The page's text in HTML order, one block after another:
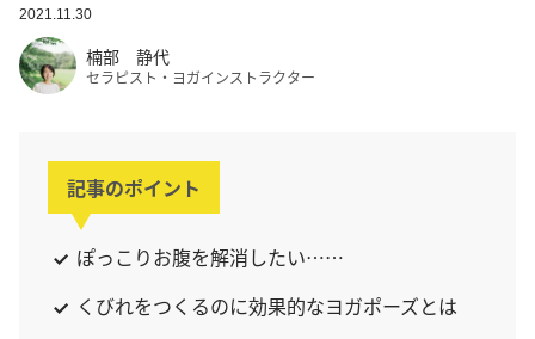
2021.11.30
楠部 静代
セラピスト・ヨガインストラクター
記事のポイント
ぽっこりお腹を解消したい……
くびれをつくるのに効果的なヨガポーズとは